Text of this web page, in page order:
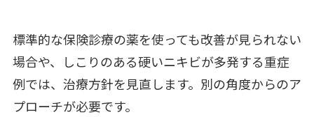
標準的な保険診療の薬を使っても改善が見られない
場合や、しこりのある硬いニキビが多発する重症
例では、治療方針を見直します。別の角度からのア
プローチが必要です。